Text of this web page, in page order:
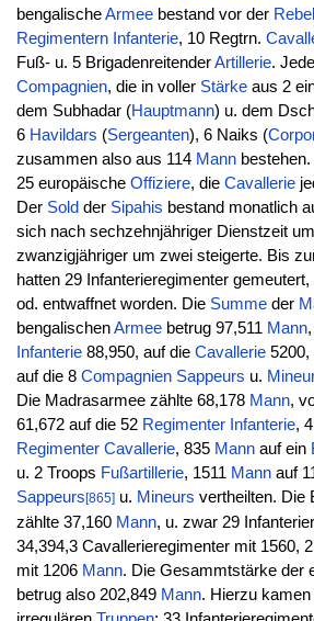
bengalischeArmeebestand vor der
Regimentern Infanterie, 10 Regtrn.
Fuß- u. 5 BrigadenreitenderArtillerie.
Compagnien, die in voller Stärkeaus 2
dem Subhadar (Hauptmann) u. dem
6 Havildars (Sergeanten), 6 Naiks (
zusammen also aus 114 Mannbestehen.
25 europäische Offiziere, die Cavallerie
Der Soldder Sipahis bestand monatlich
sich nach sechzehnjähriger Dienstzeit
zwanzigjähriger um zwei steigerte. Bis
hatten 29 Infanterieregimenter
od. entwaffnet worden. Die Summeder
bengalischenArmeebetrug 97,511 Mann
Infanterie88,950, auf die Cavallerie5200,
auf die 8 Compagnien Sappeurs u.
Die Madrasarmee zählte 68,178 Mann,
61,672 auf die 52 Regimenter Infanterie,
Regimenter Cavallerie, 835 Mannauf ein
u. 2 Troops Fußartillerie, 1511 Mannauf
Sappeurs[865]u. Mineurs vertheilten. Die
zählte 37,160 Mann, u. zwar 29
34,394,3 Cavallerieregimenter mit 1560, 2
mit 1206 Mann. Die Gesammtstärke der
betrug also 202,849 Mann. Hierzu kamen